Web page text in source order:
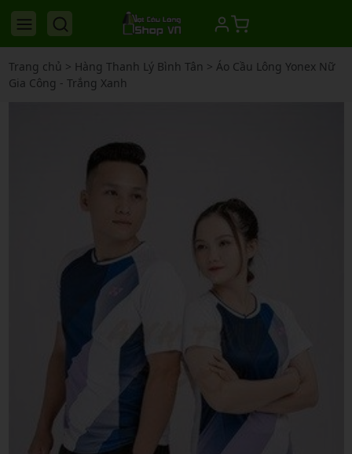
Trang chủ > Hàng Thanh Lý Bình Tân > Áo Cầu Lông Yonex Nữ
Gia Công - Trắng Xanh